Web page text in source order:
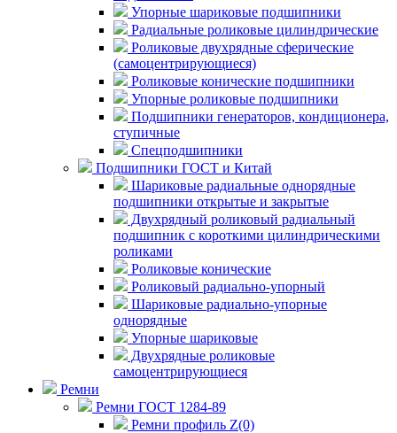
Упорные шариковые подшипники
Радиальные роликовые цилиндрические
Роликовые двухрядные сферические
(самоцентрирующиеся)
Роликовые конические подшипники
Упорные роликовые подшипники
Подшипники генераторов, кондиционера,
ступичные
Спецподшипники
Подшипники ГОСТ и Китай
Шариковые радиальные однорядные
подшипники открытые и закрытые
Двухрядный роликовый радиальный
подшипник с короткими цилиндрическими
роликами
Роликовые конические
Роликовый радиально-упорный
Шариковые радиально-упорные
однорядные
Упорные шариковые
Двухрядные роликовые
самоцентрирующиеся
Ремни
Ремни ГОСТ 1284-89
Ремни профиль Z(0)